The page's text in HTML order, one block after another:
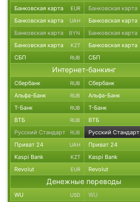
Банковская карта EUR Банковская карта
Банковская карта UAH Банковская карта
Банковская карта BYN Банковская карта
Банковская карта KZT Банковская карта
СБП RUB СБП
Интернет-банкинг
Сбербанк RUB Сбербанк
Альфа-Банк RUB Альфа-Банк
Т-Банк RUB Т-Банк
ВТБ RUB ВТБ
Русский Стандарт RUB Русский Стандарт
Приват 24 UAH Приват 24
Kaspi Bank KZT Kaspi Bank
Revolut EUR Revolut
Денежные переводы
WU USD WU